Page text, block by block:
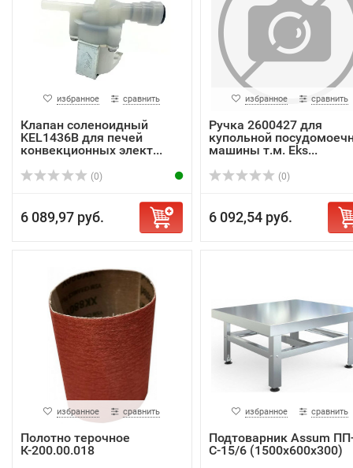
избранное сравнить
Клапан соленоидный
KEL1436B для печей
конвекционных элект...
(0)
6 089,97 руб.
избранное сравнить
Ручка 2600427 для
купольной
машины т.м. Eks...
(0)
6 092,54 руб.
избранное сравнить
Полотно терочное
К-200.00.018
избранное сравнить
Подтоварник Assum
С-15/6 (1500х600х300)